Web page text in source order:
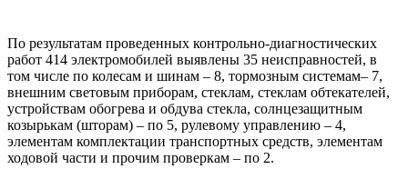
По результатам проведенных контрольно-диагностических
работ 414 электромобилей выявлены 35 неисправностей, в
том числе по колесам и шинам – 8, тормозным системам– 7,
внешним световым приборам, стеклам, стеклам обтекателей,
устройствам обогрева и обдува стекла, солнцезащитным
козырькам (шторам) – по 5, рулевому управлению – 4,
элементам комплектации транспортных средств, элементам
ходовой части и прочим проверкам – по 2.